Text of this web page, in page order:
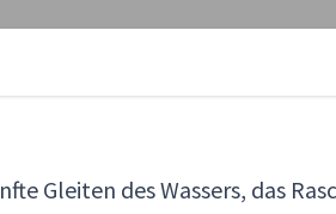
Gleiten des Wassers, das